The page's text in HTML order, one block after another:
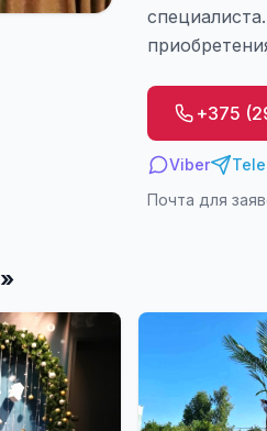
+375
Viber
Почта для
»